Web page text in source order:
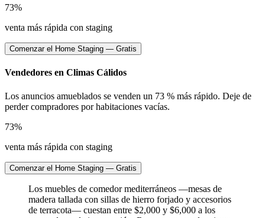
73%
venta más rápida con staging
Comenzar el Home Staging — Gratis
Vendedores en Climas Cálidos
Los anuncios amueblados se venden un 73 % más rápido. Deje de
perder compradores por habitaciones vacías.
73%
venta más rápida con staging
Comenzar el Home Staging — Gratis
Los muebles de comedor mediterráneos —mesas de
madera tallada con sillas de hierro forjado y accesorios
de terracota— cuestan entre $2,000 y $6,000 a los